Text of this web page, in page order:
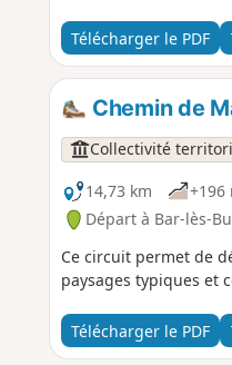
Télécharger le PDF
Chemin de
Collectivité
14,73 km
+196
Départ à Bar-lès-
Ce circuit permet de
paysages typiques et
Télécharger le PDF